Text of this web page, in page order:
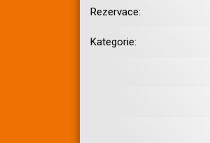
Rezervace:
Kategorie: